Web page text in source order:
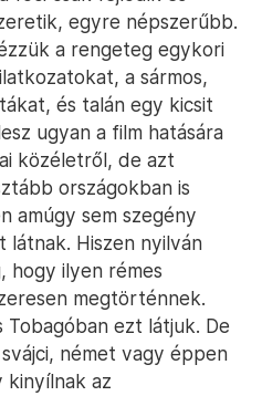
egyre népszerűbb.
a rengeteg egykori
a sármos,
és talán egy kicsit
ugyan a film hatására
közéletről, de azt
országokban is
amúgy sem szegény
látnak. Hiszen nyilván
hogy ilyen rémes
megtörténnek.
Tobagóban ezt látjuk. De
német vagy éppen
kinyílnak az